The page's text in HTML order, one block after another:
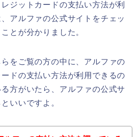
ジットカードの支払い方法が利
アルファの公式サイトをチェッ
とが分かりました。
をご覧の方の中に、アルファの
ドの支払い方法が利用できるの
方がいたら、アルファの公式サ
いいですよ。